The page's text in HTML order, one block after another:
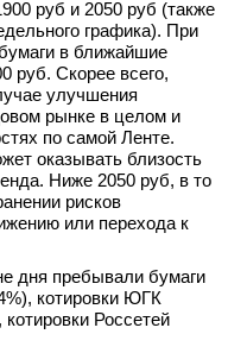
руб и 2050 руб (также
графика). При
в ближайшие
руб. Скорее всего,
улучшения
рынке в целом и
по самой Ленте.
оказывать близость
Ниже 2050 руб, в то
рисков
или перехода к
дня пребывали бумаги
котировки ЮГК
Россетей